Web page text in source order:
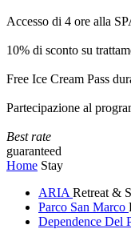
Accesso di 4 ore alla
10% di sconto su
Free Ice Cream Pass
Partecipazione al
Best rate
guaranteed
Home Stay
ARIA Retreat &
Parco San Marco
Dependence Del